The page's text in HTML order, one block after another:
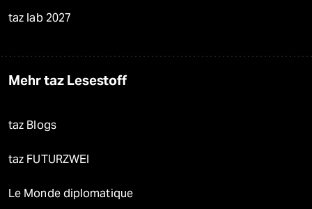
taz lab 2027
Mehr taz Lesestoff
taz Blogs
taz FUTURZWEI
Le Monde diplomatique